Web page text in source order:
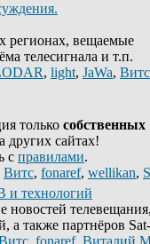
регионах, вещаемые
телесигнала и т.п.
, light, JaWa, Витс
только собственных
других сайтах!
с правилами.
Витс, fonaref, wellikan,
и технологий
новостей
а также партнёров
, fonaref, Виталий